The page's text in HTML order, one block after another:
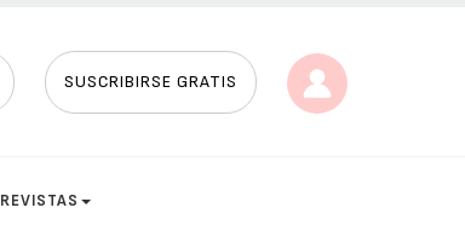
SUSCRIBIRSE GRATIS
REVISTAS